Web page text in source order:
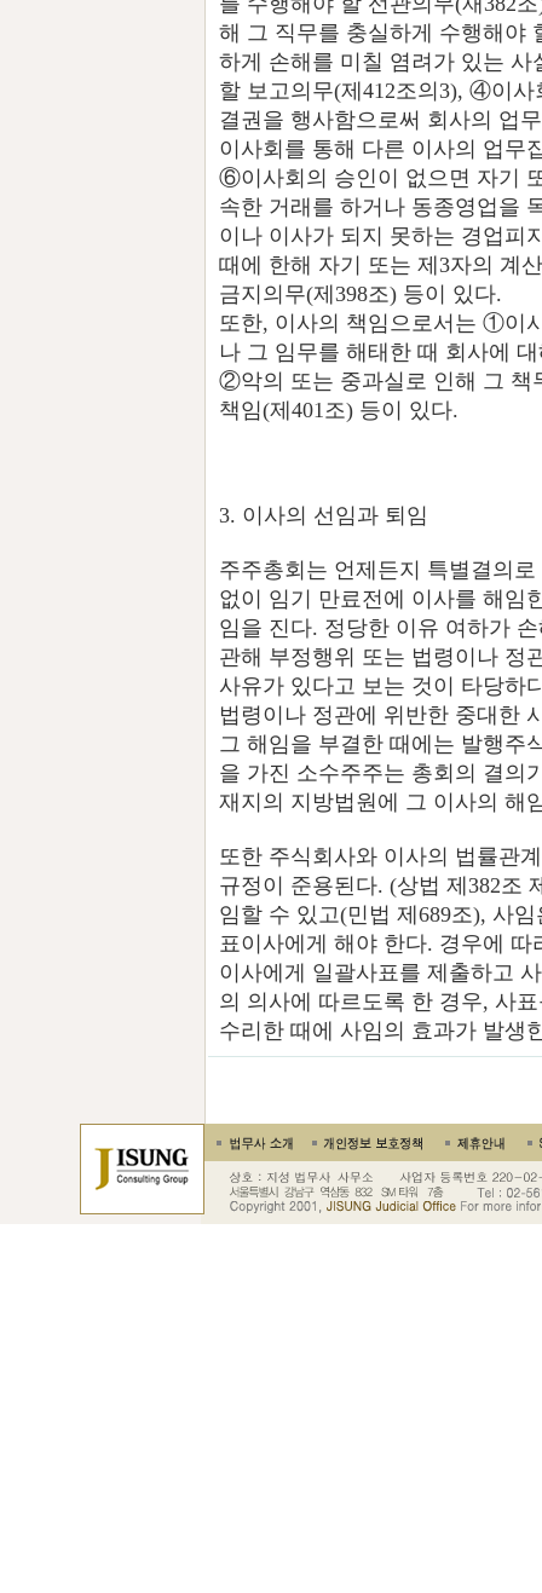
해 그 직무를 충실하게 수행해야
하게 손해를 미칠 염려가 있는
할 보고의무(제412조의3), ④이
결권을 행사함으로써 회사의 업
이사회를 통해 다른 이사의 업무
⑥이사회의 승인이 없으면 자기
속한 거래를 하거나 동종영업을
이나 이사가 되지 못하는 경업피
때에 한해 자기 또는 제3자의 계
금지의무(제398조) 등이 있다.
또한, 이사의 책임으로서는 ①이
나 그 임무를 해태한 때 회사에
②악의 또는 중과실로 인해 그 책
책임(제401조) 등이 있다.
3. 이사의 선임과 퇴임
주주총회는 언제든지 특별결의
없이 임기 만료전에 이사를 해임
임을 진다. 정당한 이유 여하가
관해 부정행위 또는 법령이나 정
사유가 있다고 보는 것이 타당하
법령이나 정관에 위반한 중대한
그 해임을 부결한 때에는 발행주
을 가진 소수주주는 총회의 결의
재지의 지방법원에 그 이사의 해
또한 주식회사와 이사의 법률관
규정이 준용된다. (상법 제382조
임할 수 있고(민법 제689조), 사
표이사에게 해야 한다. 경우에
이사에게 일괄사표를 제출하고
의 의사에 따르도록 한 경우, 사
수리한 때에 사임의 효과가 발생